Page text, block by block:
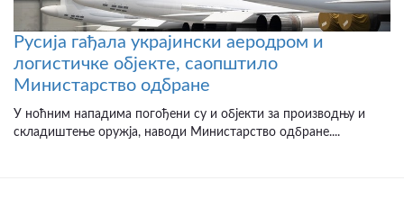
Русија гађала украјински аеродром и
логистичке објекте, саопштило
Министарство одбране
У ноћним нападима погођени су и објекти за производњу и
складиштење оружја, наводи Министарство одбране....